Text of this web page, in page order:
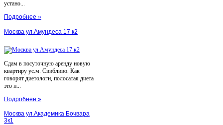
устано...
Подробнее »
Москва ул.Амундеса 17 к2
Сдам в посуточную аренду новую
квартиру ус.м. Свибливо. Как
говорят диетологи, полосатая диета
это н...
Подробнее »
Москва ул.Академика Бочвара
3к1